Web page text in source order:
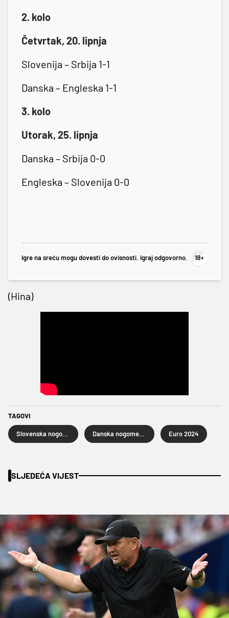
2. kolo
Četvrtak, 20. lipnja
Slovenija – Srbija 1-1
Danska – Engleska 1-1
3. kolo
Utorak, 25. lipnja
Danska – Srbija 0-0
Engleska – Slovenija 0-0
Igre na sreću mogu dovesti do ovisnosti. Igraj odgovorno.
(Hina)
TAGOVI
Euro 2024
SLJEDEĆA VIJEST